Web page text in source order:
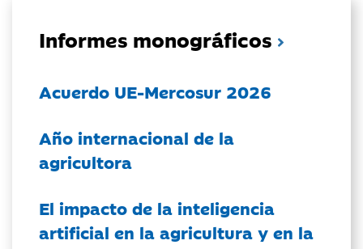
Informes monográficos
Acuerdo UE-Mercosur 2026
Año internacional de la
agricultora
El impacto de la inteligencia
artificial en la agricultura y en la